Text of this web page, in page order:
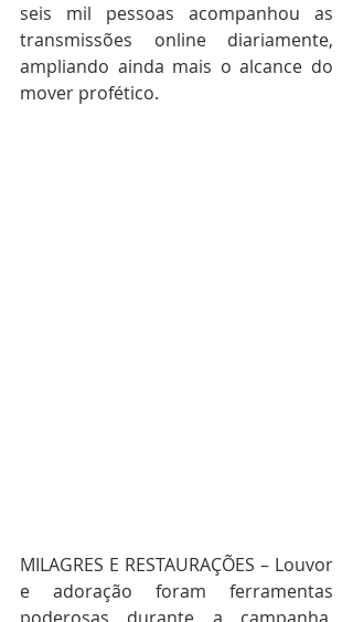
seis mil pessoas acompanhou as
transmissões online diariamente,
ampliando ainda mais o alcance do
mover profético.
MILAGRES E RESTAURAÇÕES – Louvor
e adoração foram ferramentas